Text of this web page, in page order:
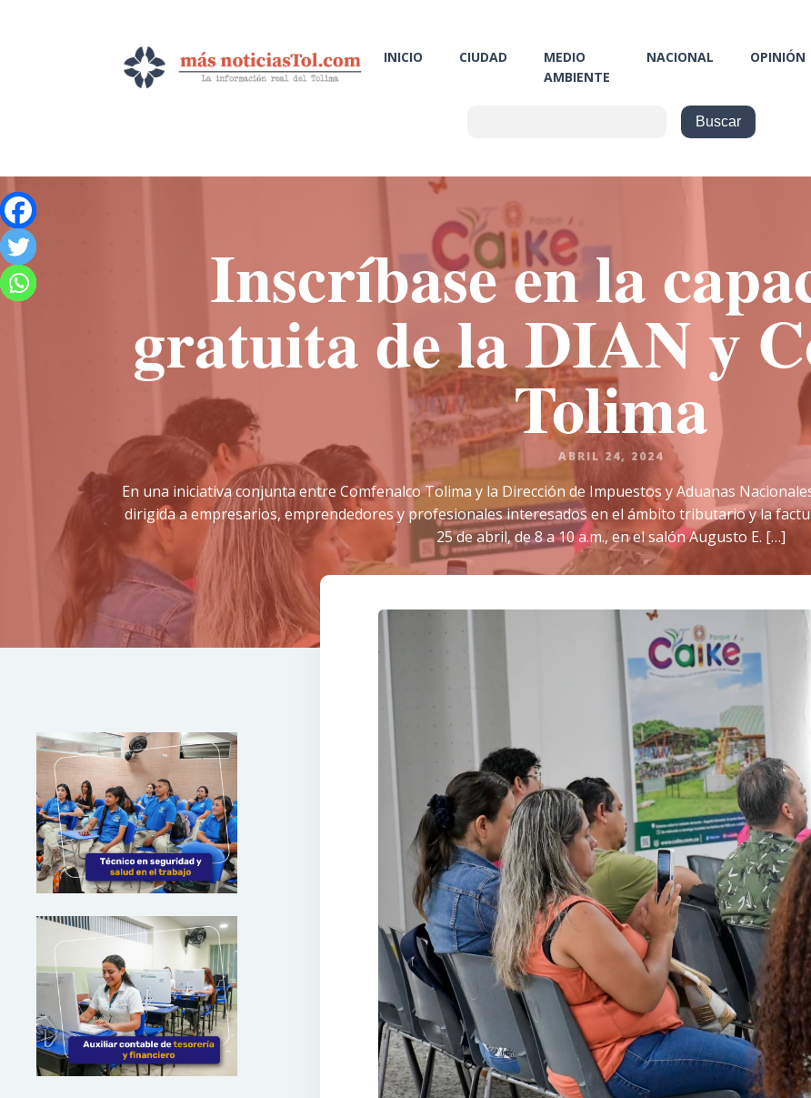
INICIO CIUDAD
MEDIO
AMBIENTE
NACIONAL OPINIÓN
Inscríbase en la
gratuita de la DIAN y
Tolima
ABRIL 24, 2024
En una iniciativa conjunta entre Comfenalco Tolima y la Dirección de Impuestos y Aduanas
dirigida a empresarios, emprendedores y profesionales interesados en el ámbito tributario y la
25 de abril, de 8 a 10 a.m., en el salón Augusto E. […]